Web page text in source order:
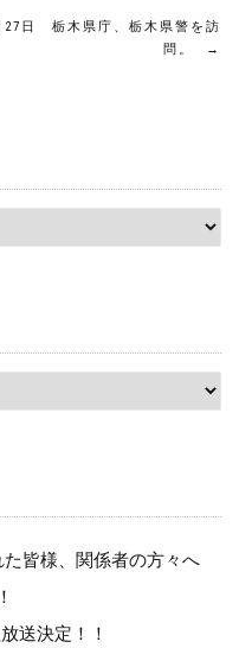
27日 栃木県庁、栃木県警を訪
問。
→
皆様、関係者の方々へ
送決定！！